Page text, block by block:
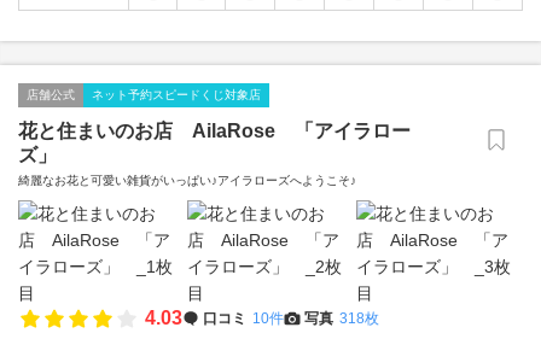
店舗公式 ネット予約スピードくじ対象店
花と住まいのお店 AilaRose 「アイラロー
ズ」
綺麗なお花と可愛い雑貨がいっぱい♪アイラローズへようこそ♪
4.03 口コミ 10件 写真 318枚